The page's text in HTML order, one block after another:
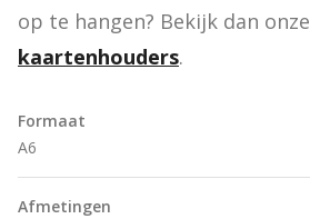
op te hangen? Bekijk dan onze
kaartenhouders.
Formaat
A6
Afmetingen